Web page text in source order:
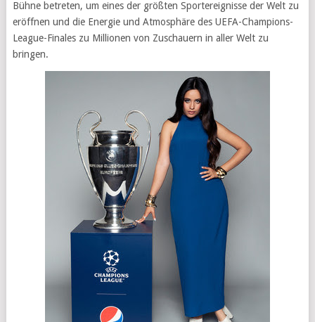
Bühne betreten, um eines der größten Sportereignisse der Welt zu
eröffnen und die Energie und Atmosphäre des UEFA-Champions-
League-Finales zu Millionen von Zuschauern in aller Welt zu
bringen.